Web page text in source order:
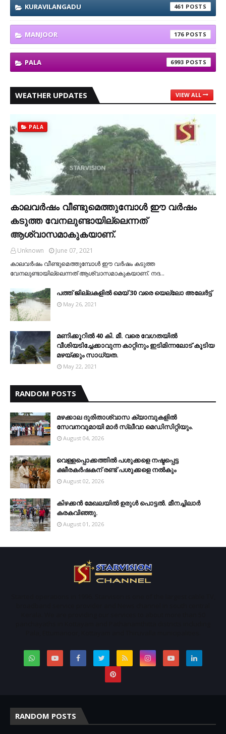
KURAVILANGADU 461
MANJOOR 176
PALA 6993
WEATHER UPDATES VIEW ALL
PALA
കാലവര്‍ഷം വീണ്ടുമെത്തുമ്പോള്‍ ഈ വര്‍ഷം
കടുത്ത വേനലുണ്ടായില്ലെന്നത്
ആശ്വാസമാകുകയാണ്.
Unknown
June 07, 2021
കാലവര്‍ഷം വീണ്ടുമെത്തുമ്പോള്‍ ഈ വര്‍ഷം കടുത്ത
വേനലുണ്ടായില്ലെന്നത് ആശ്വാസമാകുകയാണ്. നദ…
പത്ത് ജില്ലകളില്‍ മെയ് 30 വരെ യെല്ലോ അലേര്‍ട്ട്
May 26, 2021
മണിക്കൂറിൽ 40 കി. മീ. വരെ വേഗതയിൽ
വീശിയടിച്ചേക്കാവുന്ന കാറ്റിനും ഇടിമിന്നലോട് കൂടിയ
മഴയ്ക്കും സാധ്യത.
May 22, 2021
RANDOM POSTS
മഴക്കാല ദുരിതാശ്വാസ ക്യാമ്പുകളിൽ
സേവനവുമായി മാർ സ്ലീവാ മെഡിസിറ്റിയും.
August 04, 2026
വെള്ളപ്പൊക്കത്തില്‍ പശുക്കളെ നഷ്ടപ്പെട്ട
ക്ഷീരകര്‍ഷകന് രണ്ട് പശുക്കളെ നല്‍കും
August 02, 2026
കിഴക്കന്‍ മേഖലയില്‍ ഉരുള്‍ പൊട്ടല്‍. മീനച്ചിലാര്‍
കരകവിഞ്ഞു.
August 01, 2026
RANDOM POSTS